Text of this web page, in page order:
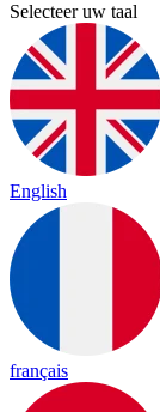
Selecteer uw taal
English
français